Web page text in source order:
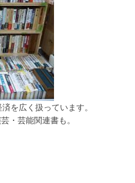
を広く扱っています。
・芸能関連書も。